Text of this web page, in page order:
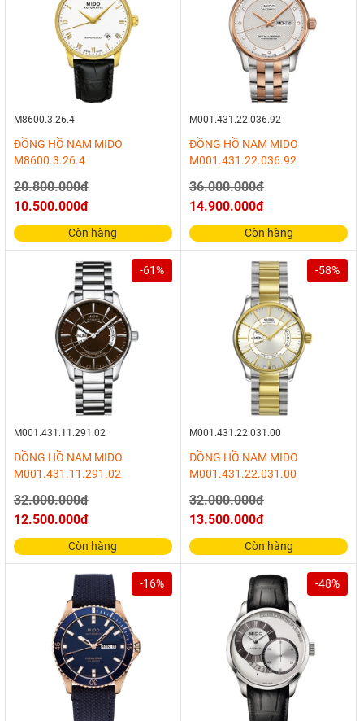
M8600.3.26.4
ĐỒNG HỒ NAM MIDO
M8600.3.26.4
20.800.000đ
10.500.000đ
Còn hàng
M001.431.22.036.92
ĐỒNG HỒ NAM MIDO
M001.431.22.036.92
36.000.000đ
14.900.000đ
Còn hàng
-61%
M001.431.11.291.02
ĐỒNG HỒ NAM MIDO
M001.431.11.291.02
32.000.000đ
12.500.000đ
Còn hàng
-58%
M001.431.22.031.00
ĐỒNG HỒ NAM MIDO
M001.431.22.031.00
32.000.000đ
13.500.000đ
Còn hàng
-16% -48%